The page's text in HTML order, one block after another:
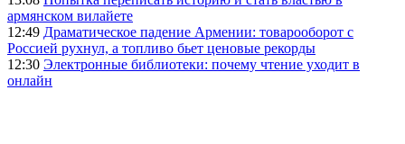
армянском вилайете
12:49 Драматическое падение Армении: товарооборот с
Россией рухнул, а топливо бьет ценовые рекорды
12:30 Электронные библиотеки: почему чтение уходит в
онлайн